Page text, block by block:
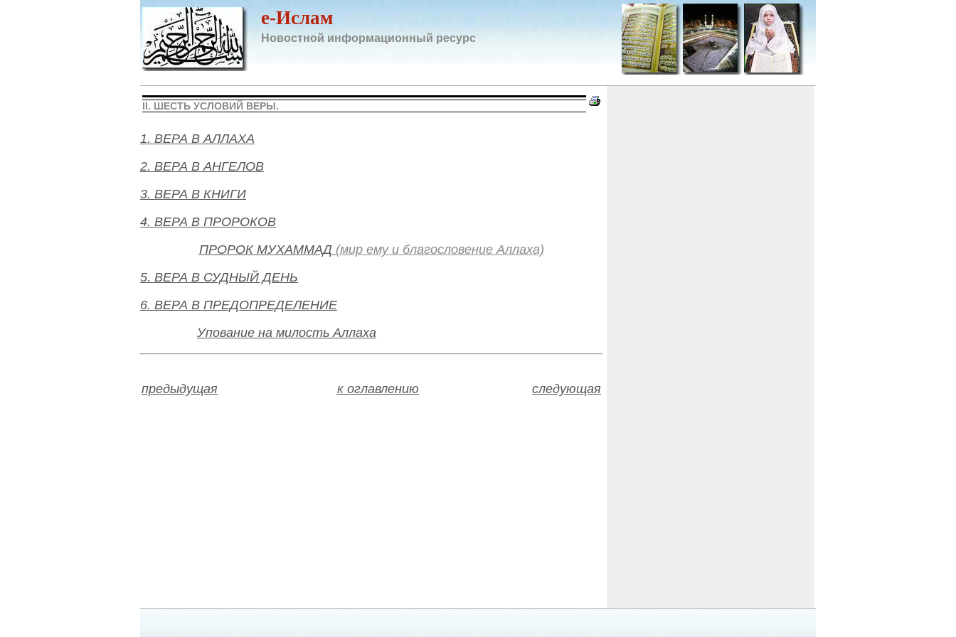
e-Ислам
Новостной информационный ресурс
II. ШЕСТЬ УСЛОВИЙ ВЕРЫ.
1. ВЕРА В АЛЛАХА
2. ВЕРА В АНГЕЛОВ
3. ВЕРА В КНИГИ
4. ВЕРА В ПРОРОКОВ
ПРОРОК МУХАММАД (мир ему и благословение Аллаха)
5. ВЕРА В СУДНЫЙ ДЕНЬ
6. ВЕРА В ПРЕДОПРЕДЕЛЕНИЕ
Упование на милость Аллаха
предыдущая к оглавлению следующая